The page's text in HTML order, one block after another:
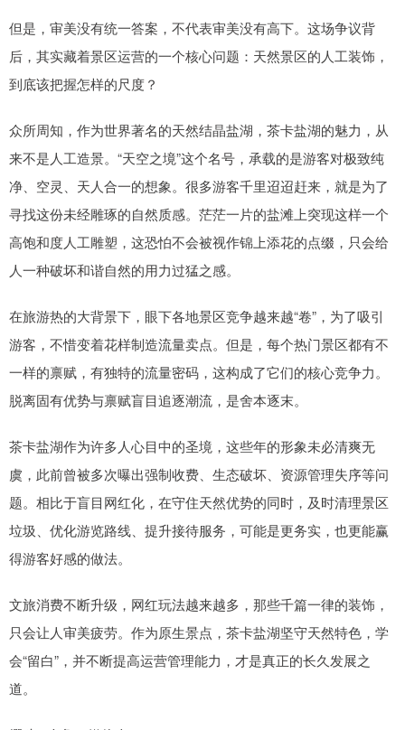
但是，审美没有统一答案，不代表审美没有高下。这场争议背
后，其实藏着景区运营的一个核心问题：天然景区的人工装饰，
到底该把握怎样的尺度？
众所周知，作为世界著名的天然结晶盐湖，茶卡盐湖的魅力，从
来不是人工造景。“天空之境”这个名号，承载的是游客对极致纯
净、空灵、天人合一的想象。很多游客千里迢迢赶来，就是为了
寻找这份未经雕琢的自然质感。茫茫一片的盐滩上突现这样一个
高饱和度人工雕塑，这恐怕不会被视作锦上添花的点缀，只会给
人一种破坏和谐自然的用力过猛之感。
在旅游热的大背景下，眼下各地景区竞争越来越“卷”，为了吸引
游客，不惜变着花样制造流量卖点。但是，每个热门景区都有不
一样的禀赋，有独特的流量密码，这构成了它们的核心竞争力。
脱离固有优势与禀赋盲目追逐潮流，是舍本逐末。
茶卡盐湖作为许多人心目中的圣境，这些年的形象未必清爽无
虞，此前曾被多次曝出强制收费、生态破坏、资源管理失序等问
题。相比于盲目网红化，在守住天然优势的同时，及时清理景区
垃圾、优化游览路线、提升接待服务，可能是更务实，也更能赢
得游客好感的做法。
文旅消费不断升级，网红玩法越来越多，那些千篇一律的装饰，
只会让人审美疲劳。作为原生景点，茶卡盐湖坚守天然特色，学
会“留白”，并不断提高运营管理能力，才是真正的长久发展之
道。